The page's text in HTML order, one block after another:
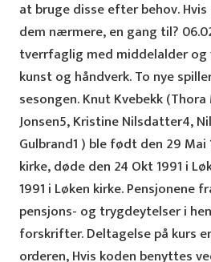
at bruge disse efter behov.
dem nærmere, en gang til?
tverrfaglig med middelalder
kunst og håndverk. To nye
sesongen. Knut Kvebekk
Jonsen5, Kristine Nilsdatter4,
Gulbrand1 ) ble født den 29 Mai
kirke, døde den 24 Okt 1991 i
1991 i Løken kirke. Pensjonene
pensjons- og trygdeytelser i
forskrifter. Deltagelse på kurs
orderen, Hvis koden benyttes